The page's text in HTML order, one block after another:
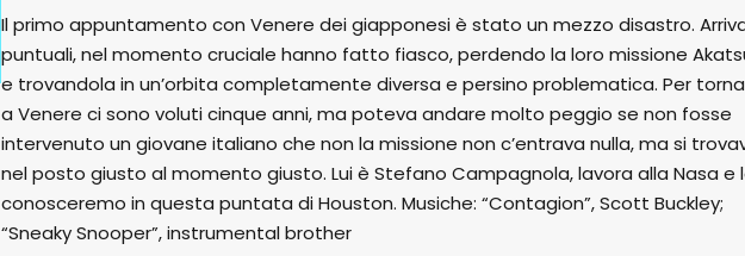
Il primo appuntamento con Venere dei giapponesi è stato un mezzo disastro.
puntuali, nel momento cruciale hanno fatto fiasco, perdendo la loro missione
e trovandola in un’orbita completamente diversa e persino problematica. Per
a Venere ci sono voluti cinque anni, ma poteva andare molto peggio se non fosse
intervenuto un giovane italiano che non la missione non c’entrava nulla, ma si
nel posto giusto al momento giusto. Lui è Stefano Campagnola, lavora alla Nasa e
conosceremo in questa puntata di Houston. Musiche: “Contagion”, Scott Buckley;
“Sneaky Snooper”, instrumental brother